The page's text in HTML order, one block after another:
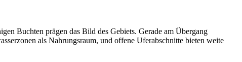
Buchten prägen das Bild des Gebiets. Gerade am Übergang
als Nahrungsraum, und offene Uferabschnitte bieten weite